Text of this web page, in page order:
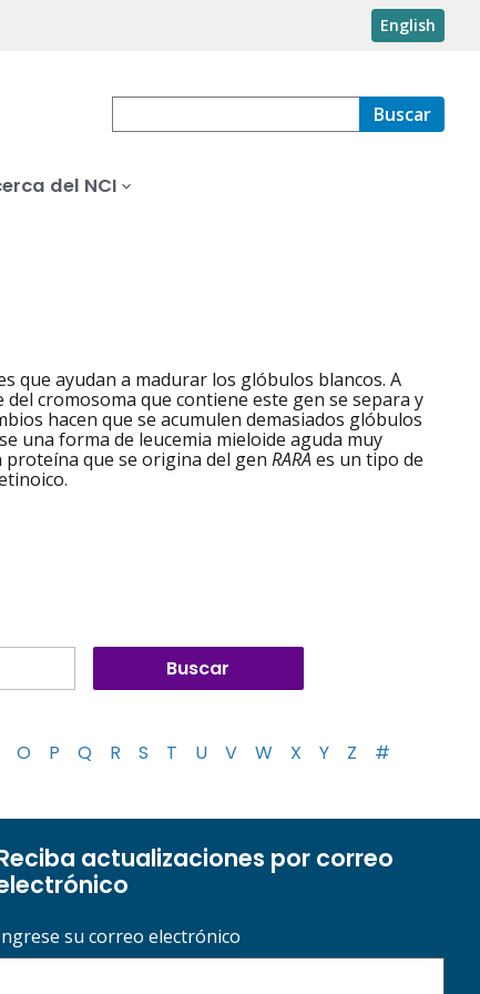
English
Buscar
del NCI
que ayudan a madurar los glóbulos blancos. A
cromosoma que contiene este gen se separa y
hacen que se acumulen demasiados glóbulos
una forma de leucemia mieloide aguda muy
proteína que se origina del gen RARAes un tipo de
O P Q R S T U V W X Y Z #
actualizaciones por correo
su correo electrónico